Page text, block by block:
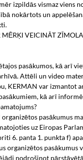
izpildās vismaz viens
nokārtots un
VEICINĀT
pasākumos, kā arī
Attēli un video
KERMAN var
kā arī
pasākumus
uz Eiropas
6. panta 1. punkta f)
organizētos
nodrošinot